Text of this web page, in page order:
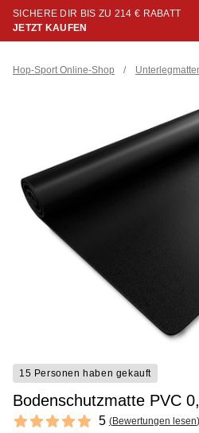
SICHERE DIR BIS ZU 214 € RABATT
JETZT KAUFEN
Hop-Sport Online-Shop /
15 Personen haben gekauft
Bodenschutzmatte PVC
Reviews
5 out of 5 stars 5 (Bewertungen lesen)